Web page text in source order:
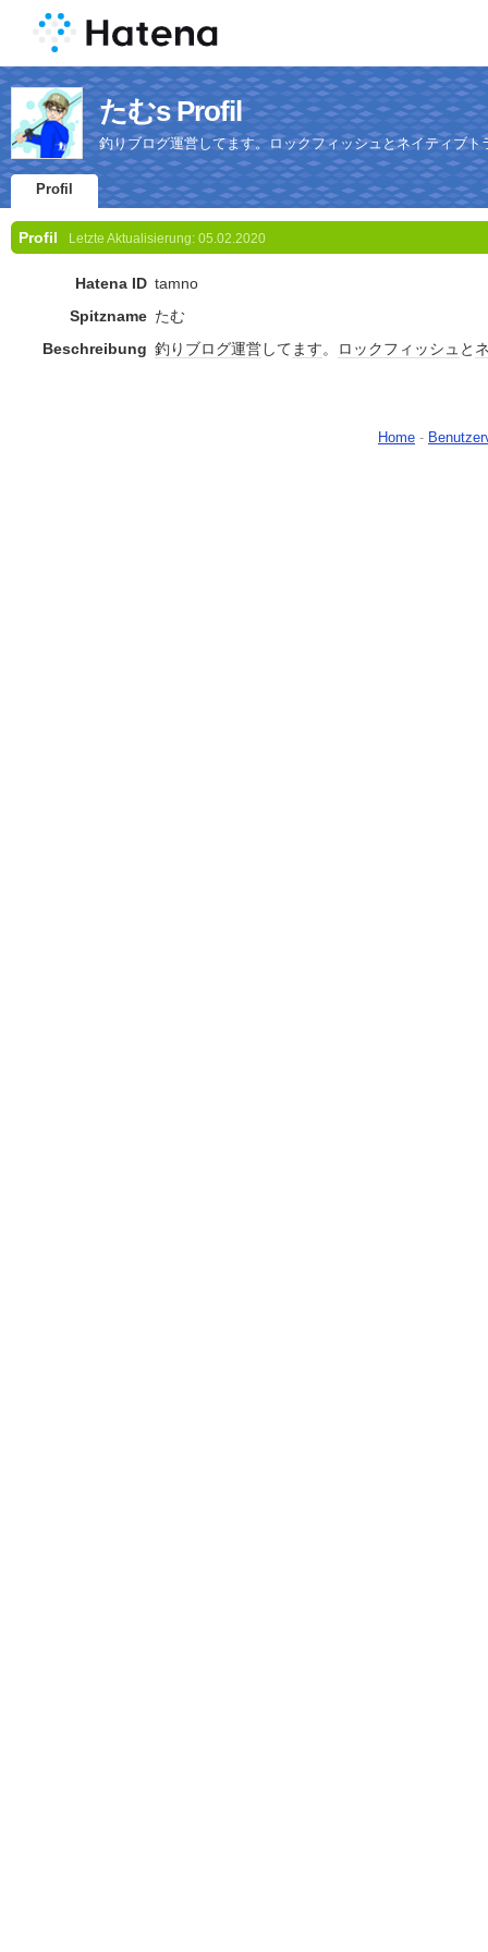
たむs Profil
釣りブログ運営してます。ロックフィッシュとネイティブト
Profil
Profil Letzte Aktualisierung: 05.02.2020
Hatena ID tamno
Spitzname たむ
Beschreibung 釣り ブログ運営してます。 ロックフィッシュ と
Home -